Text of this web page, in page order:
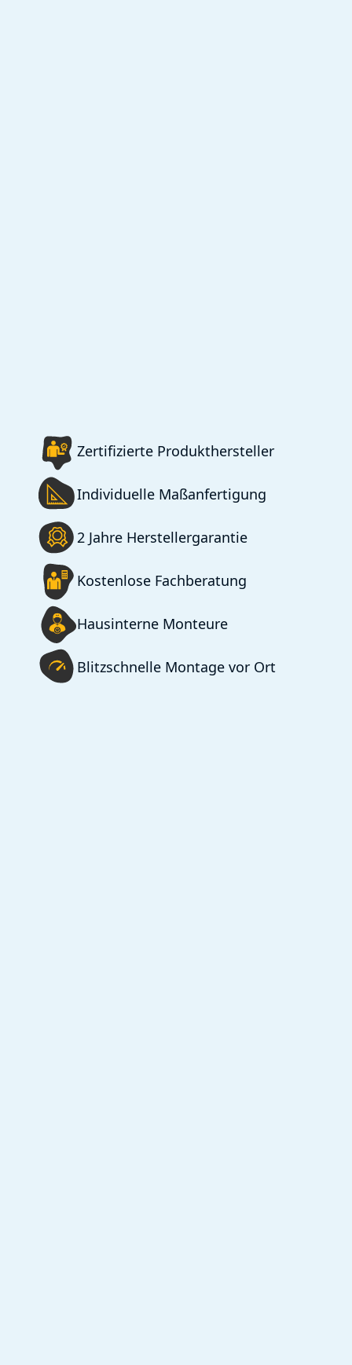
Zertifizierte Produkthersteller
Individuelle Maßanfertigung
2 Jahre Herstellergarantie
Kostenlose Fachberatung
Hausinterne Monteure
Blitzschnelle Montage vor Ort